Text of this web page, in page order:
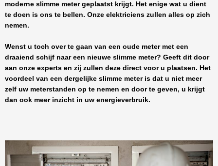
moderne slimme meter geplaatst krijgt. Het enige wat u dient
te doen is ons te bellen. Onze elektriciens zullen alles op zich
nemen.
Wenst u toch over te gaan van een oude meter met een
draaiend schijf naar een nieuwe slimme meter? Geeft dit door
aan onze experts en zij zullen deze direct voor u plaatsen. Het
voordeel van een dergelijke slimme meter is dat u niet meer
zelf uw meterstanden op te nemen en door te geven, u krijgt
dan ook meer inzicht in uw energieverbruik.